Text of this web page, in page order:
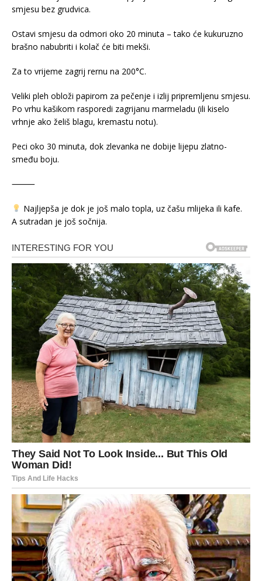
smjesu bez grudvica.
Ostavi smjesu da odmori oko 20 minuta – tako će kukuruzno
brašno nabubriti i kolač će biti mekši.
Za to vrijeme zagrij rernu na 200°C.
Veliki pleh obloži papirom za pečenje i izlij pripremljenu smjesu.
Po vrhu kašikom rasporedi zagrijanu marmeladu (ili kiselo
vrhnje ako želiš blagu, kremastu notu).
Peci oko 30 minuta, dok zlevanka ne dobije lijepu zlatno-
smeđu boju.
⸻
Najljepša je dok je još malo topla, uz čašu mlijeka ili kafe.
A sutradan je još sočnija.